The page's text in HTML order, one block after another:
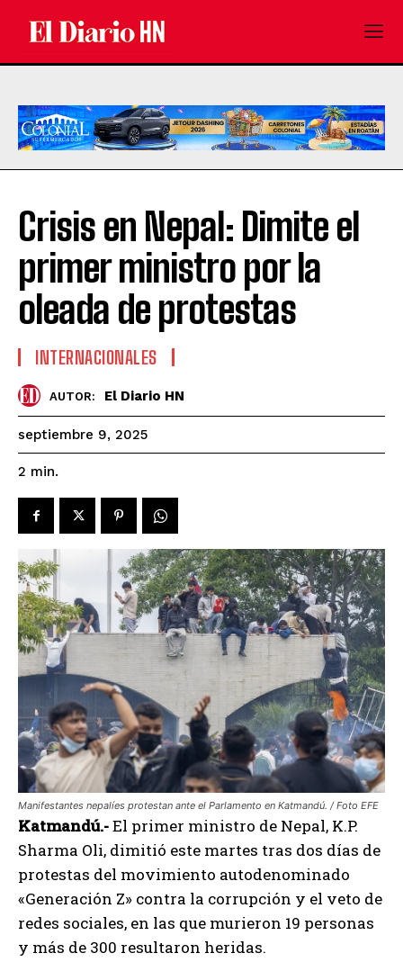
Crisis en Nepal: Dimite el
primer ministro por la
oleada de protestas
INTERNACIONALES
AUTOR: El Diario HN
septiembre 9, 2025
2 min.
Manifestantes nepalíes protestan ante el Parlamento en Katmandú. / Foto EFE
Katmandú.-El primer ministro de Nepal, K.P.
Sharma Oli, dimitió este martes tras dos días de
protestas del movimiento autodenominado
«Generación Z» contra la corrupción y el veto de
redes sociales, en las que murieron 19 personas
y más de 300 resultaron heridas.